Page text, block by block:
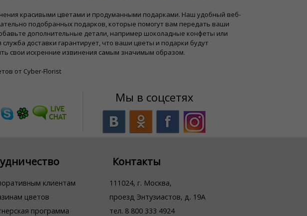
красивыми цветами и продуманными подарками. Наш удобный веб-
подобранных подарков, которые помогут вам передать ваши
дополнительные детали, например шоколадные конфеты или
доставки гарантирует, что ваши цветы и подарки будут
свои искренние извинения самым значимым образом.
от Cyber-Florist
Мы в соцсетях
клиентам
цветов
программа
Контакты
111024, г. Москва,
проезд Энтузиастов, д. 19А
тел. 8 800 333 4924